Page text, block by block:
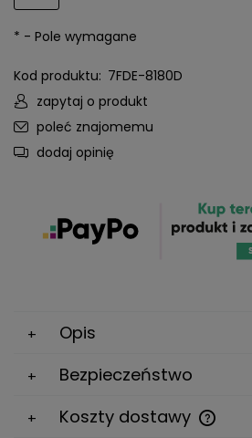
* - Pole wymagane
Kod produktu: 7FDE-8180D
zapytaj o produkt
poleć znajomemu
dodaj opinię
Opis
Bezpieczeństwo
Koszty dostawy
Cena nie zawiera ewentualnych